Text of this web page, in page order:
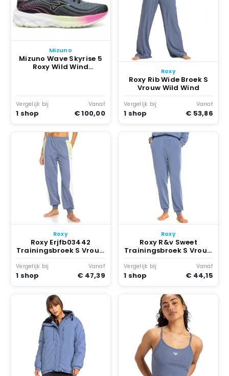
Mizuno
Mizuno Wave Skyrise 5
Roxy Wild Wind
Vergelijk bij
1 shop
Vanaf
€ 100,00
Roxy
Roxy Rib Wide Broek S
Vrouw Wild Wind
Vergelijk bij
1 shop
Vanaf
€ 53,86
Roxy
Roxy Erjfb03442
Trainingsbroek S Vrouw
Wild Wind
Vergelijk bij
1 shop
Vanaf
€ 47,39
Roxy
Roxy R&v Sweet
Trainingsbroek S Vrouw
Wild Wind
Vergelijk bij
1 shop
Vanaf
€ 44,15